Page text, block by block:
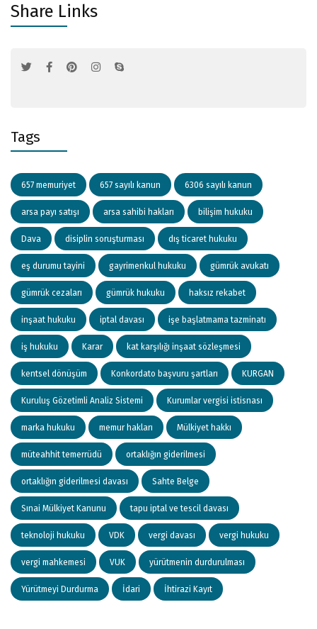
Share Links
Tags
657 memuriyet 657 sayılı kanun 6306 sayılı kanun
arsa payı satışı arsa sahibi hakları bilişim hukuku
Dava disiplin soruşturması dış ticaret hukuku
eş durumu tayini gayrimenkul hukuku gümrük avukatı
gümrük cezaları gümrük hukuku haksız rekabet
inşaat hukuku iptal davası işe başlatmama tazminatı
iş hukuku Karar kat karşılığı inşaat sözleşmesi
kentsel dönüşüm Konkordato başvuru şartları KURGAN
Kuruluş Gözetimli Analiz Sistemi Kurumlar vergisi istisnası
marka hukuku memur hakları Mülkiyet hakkı
müteahhit temerrüdü ortaklığın giderilmesi
ortaklığın giderilmesi davası Sahte Belge
Sınai Mülkiyet Kanunu tapu iptal ve tescil davası
teknoloji hukuku VDK vergi davası vergi hukuku
vergi mahkemesi VUK yürütmenin durdurulması
Yürütmeyi Durdurma İdari İhtirazi Kayıt